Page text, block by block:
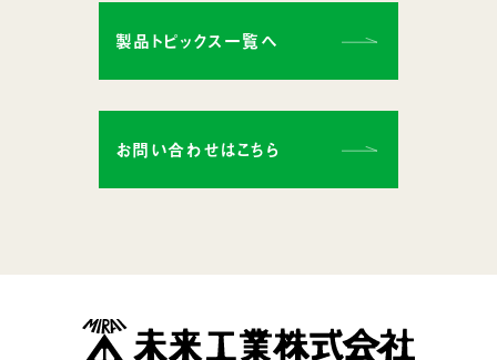
製品トピックス一覧へ
お問い合わせはこちら